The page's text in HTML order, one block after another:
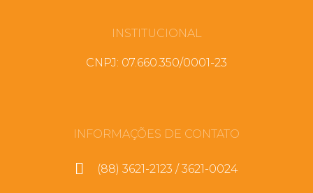
INSTITUCIONAL
CNPJ: 07.660.350/0001-23
INFORMAÇÕES DE CONTATO
(88) 3621-2123 / 3621-0024